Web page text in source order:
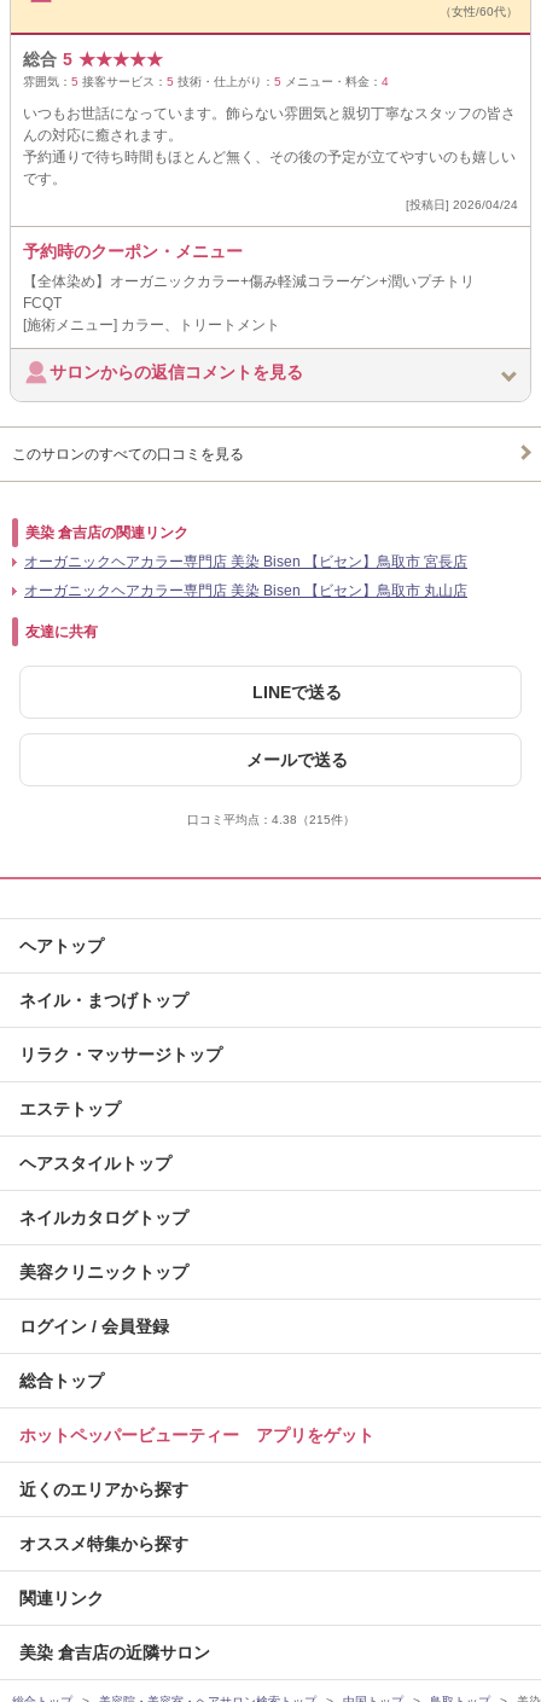
（女性/60代）
総合 5 ★★★★★
雰囲気： 5 接客サービス： 5 技術・仕上がり： 5 メニュー・料金： 4
いつもお世話になっています。飾らない雰囲気と親切丁寧なスタッフの皆さ
んの対応に癒されます。
予約通りで待ち時間もほとんど無く、その後の予定が立てやすいのも嬉しい
です。
[投稿日] 2026/04/24
予約時のクーポン・メニュー
【全体染め】オーガニックカラー+傷み軽減コラーゲン+潤いプチトリ
FCQT
[施術メニュー] カラー、トリートメント
サロンからの返信コメントを見る
このサロンのすべての口コミを見る
美染 倉吉店の関連リンク
オーガニックヘアカラー専門店 美染 Bisen 【ビセン】鳥取市 宮長店
オーガニックヘアカラー専門店 美染 Bisen 【ビセン】鳥取市 丸山店
友達に共有
LINEで送る
メールで送る
口コミ平均点： 4.38 （215件）
ヘアトップ
ネイル・まつげトップ
リラク・マッサージトップ
エステトップ
ヘアスタイルトップ
ネイルカタログトップ
美容クリニックトップ
ログイン / 会員登録
総合トップ
ホットペッパービューティー アプリをゲット
近くのエリアから探す
オススメ特集から探す
関連リンク
美染 倉吉店の近隣サロン